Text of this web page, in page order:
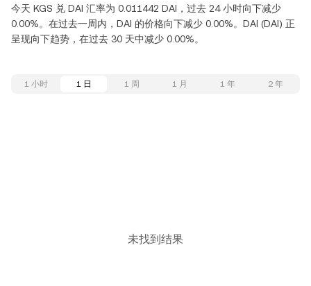
今天 KGS 兑 DAI 汇率为 0.011442 DAI，过去 24 小时向下减少
0.00%。在过去一周内，DAI 的价格向下减少 0.00%。DAI (DAI) 正
呈现向下趋势，在过去 30 天中减少 0.00%。
1 小时 1 日 1 周 1 月 1 年 2 年
未找到结果